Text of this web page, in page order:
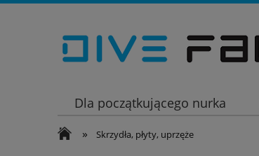
Dla początkującego nurka
Wakacje
» Skrzydła, płyty, uprzęże